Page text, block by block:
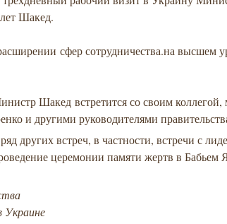
Шакед.
сфер сотрудничества.на высшем
Шакед встретится со своим
и другими руководителями
других встреч, в частности, встречи с
церемонии памяти жертв в Бабьем
Украине